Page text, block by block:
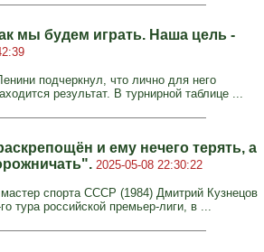
мы будем играть. Наша цель -
подчеркнул, что лично для него
результат. В турнирной таблице ...
и ему нечего терять, а
2025-05-08 22:30:22
спорта СССР (1984) Дмитрий Кузнецов
тура российской премьер-лиги, в ...